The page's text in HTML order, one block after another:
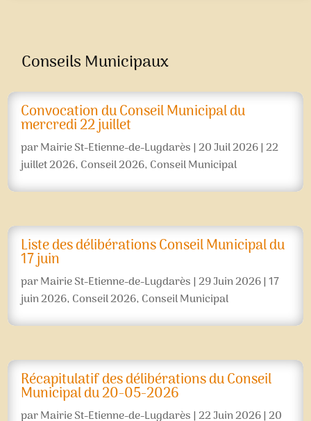
Conseils Municipaux
Convocation du Conseil Municipal du
mercredi 22 juillet
parMairie St-Etienne-de-Lugdarès|20 Juil 2026|22
juillet 2026, Conseil 2026, Conseil Municipal
Liste des délibérations Conseil Municipal du
17 juin
parMairie St-Etienne-de-Lugdarès|29 Juin 2026|17
juin 2026, Conseil 2026, Conseil Municipal
Récapitulatif des délibérations du Conseil
Municipal du 20-05-2026
parMairie St-Etienne-de-Lugdarès|22 Juin 2026|20